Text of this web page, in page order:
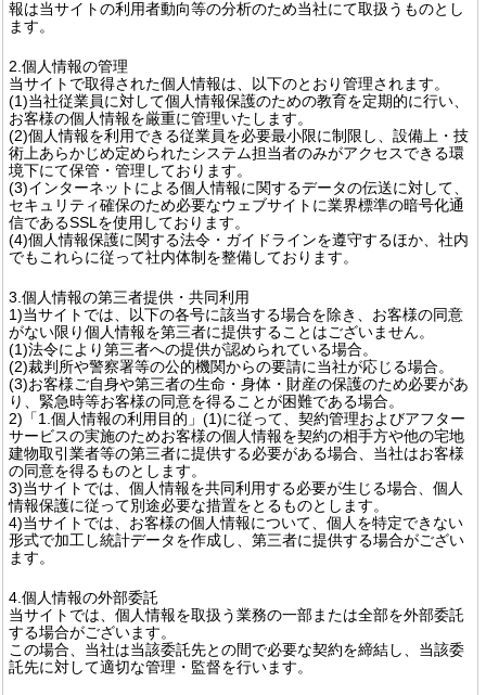
報は当サイトの利用者動向等の分析のため当社にて取扱うものとし
ます。
2.個人情報の管理
当サイトで取得された個人情報は、以下のとおり管理されます。
(1)当社従業員に対して個人情報保護のための教育を定期的に行い、
お客様の個人情報を厳重に管理いたします。
(2)個人情報を利用できる従業員を必要最小限に制限し、設備上・技
術上あらかじめ定められたシステム担当者のみがアクセスできる環
境下にて保管・管理しております。
(3)インターネットによる個人情報に関するデータの伝送に対して、
セキュリティ確保のため必要なウェブサイトに業界標準の暗号化通
信であるSSLを使用しております。
(4)個人情報保護に関する法令・ガイドラインを遵守するほか、社内
でもこれらに従って社内体制を整備しております。
3.個人情報の第三者提供・共同利用
1)当サイトでは、以下の各号に該当する場合を除き、お客様の同意
がない限り個人情報を第三者に提供することはございません。
(1)法令により第三者への提供が認められている場合。
(2)裁判所や警察署等の公的機関からの要請に当社が応じる場合。
(3)お客様ご自身や第三者の生命・身体・財産の保護のため必要があ
り、緊急時等お客様の同意を得ることが困難である場合。
2)「1.個人情報の利用目的」(1)に従って、契約管理およびアフター
サービスの実施のためお客様の個人情報を契約の相手方や他の宅地
建物取引業者等の第三者に提供する必要がある場合、当社はお客様
の同意を得るものとします。
3)当サイトでは、個人情報を共同利用する必要が生じる場合、個人
情報保護に従って別途必要な措置をとるものとします。
4)当サイトでは、お客様の個人情報について、個人を特定できない
形式で加工し統計データを作成し、第三者に提供する場合がござい
ます。
4.個人情報の外部委託
当サイトでは、個人情報を取扱う業務の一部または全部を外部委託
する場合がございます。
この場合、当社は当該委託先との間で必要な契約を締結し、当該委
託先に対して適切な管理・監督を行います。